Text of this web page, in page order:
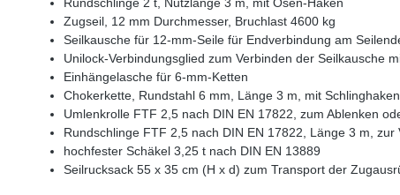
Zugseil, 12 mm Durchmesser, Bruchlast 4600 kg
Seilkausche für 12-mm-Seile für Endverbindung am
Unilock-Verbindungsglied zum Verbinden der Seilkausche
Einhängelasche für 6-mm-Ketten
Chokerkette, Rundstahl 6 mm, Länge 3 m, mit
Umlenkrolle FTF 2,5 nach DIN EN 17822, zum Ablenken
Rundschlinge FTF 2,5 nach DIN EN 17822, Länge 3 m,
hochfester Schäkel 3,25 t nach DIN EN 13889
Seilrucksack 55 x 35 cm (H x d) zum Transport der